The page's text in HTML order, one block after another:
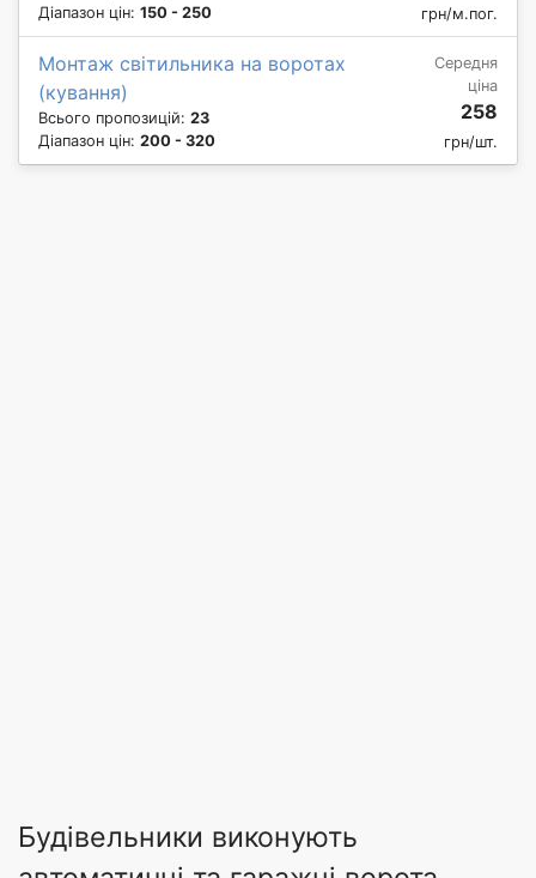
Діапазон цін: 150 - 250 грн/м.пог.
Монтаж світильника на воротах
(кування)
Всього пропозицій: 23
Діапазон цін: 200 - 320
Середня
ціна
258
грн/шт.
Будівельники виконують